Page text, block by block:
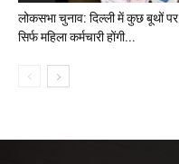
लोकसभा चुनाव: दिल्ली में कुछ बूथों पर
सिर्फ महिला कर्मचारी होंगी...